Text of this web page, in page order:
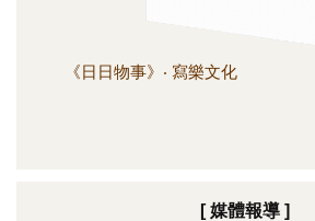
《日日物事》‧ 寫樂文化
[ 媒體報導 ]